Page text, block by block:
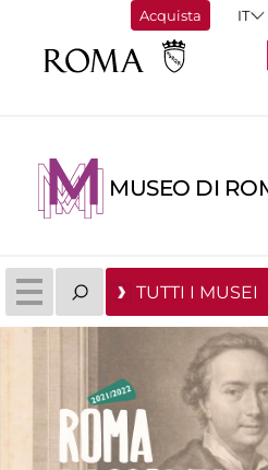
Acquista
MUSEO DI
TUTTI I MUSEI